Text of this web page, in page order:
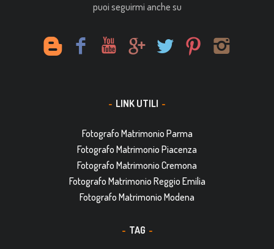
puoi seguirmi anche su
LINK UTILI
Fotografo Matrimonio Parma
Fotografo Matrimonio Piacenza
Fotografo Matrimonio Cremona
Fotografo Matrimonio Reggio Emilia
Fotografo Matrimonio Modena
TAG